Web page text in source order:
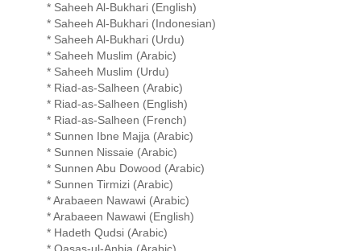
* Saheeh Al-Bukhari (English)
* Saheeh Al-Bukhari (Indonesian)
* Saheeh Al-Bukhari (Urdu)
* Saheeh Muslim (Arabic)
* Saheeh Muslim (Urdu)
* Riad-as-Salheen (Arabic)
* Riad-as-Salheen (English)
* Riad-as-Salheen (French)
* Sunnen Ibne Majja (Arabic)
* Sunnen Nissaie (Arabic)
* Sunnen Abu Dowood (Arabic)
* Sunnen Tirmizi (Arabic)
* Arabaeen Nawawi (Arabic)
* Arabaeen Nawawi (English)
* Hadeth Qudsi (Arabic)